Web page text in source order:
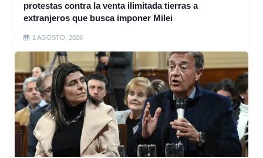
protestas contra la venta ilimitada tierras a
extranjeros que busca imponer Milei
1 AGOSTO, 2026